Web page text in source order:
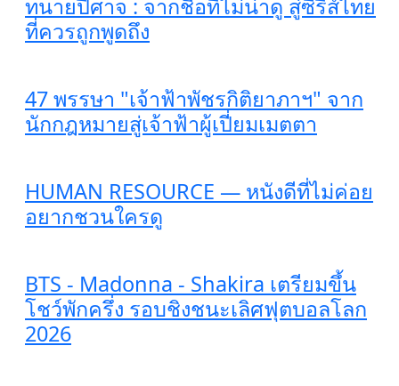
ทนายปีศาจ : จากชื่อที่ไม่น่าดู สู่ซีรีส์ไทย
ที่ควรถูกพูดถึง
47 พรรษา "เจ้าฟ้าพัชรกิติยาภาฯ" จาก
นักกฎหมายสู่เจ้าฟ้าผู้เปี่ยมเมตตา
HUMAN RESOURCE — หนังดีที่ไม่ค่อย
อยากชวนใครดู
BTS - Madonna - Shakira เตรียมขึ้น
โชว์พักครึ่ง รอบชิงชนะเลิศฟุตบอลโลก
2026